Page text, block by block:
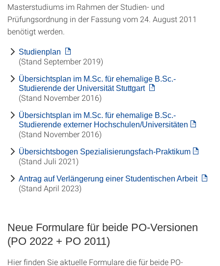
Masterstudiums im Rahmen der Studien- und
Prüfungsordnung in der Fassung vom 24. August 2011
benötigt werden.
Studienplan
(Stand September 2019)
Übersichtsplan im M.Sc. für ehemalige B.Sc.-
Studierende der Universität Stuttgart
(Stand November 2016)
Übersichtsplan im M.Sc. für ehemalige B.Sc.-
Studierende externer Hochschulen/Universitäten
(Stand November 2016)
Übersichtsbogen Spezialisierungsfach-Praktikum
(Stand Juli 2021)
Antrag auf Verlängerung einer Studentischen Arbeit
(Stand April 2023)
Neue Formulare für beide PO-Versionen
(PO 2022 + PO 2011)
Hier finden Sie aktuelle Formulare die für beide PO-